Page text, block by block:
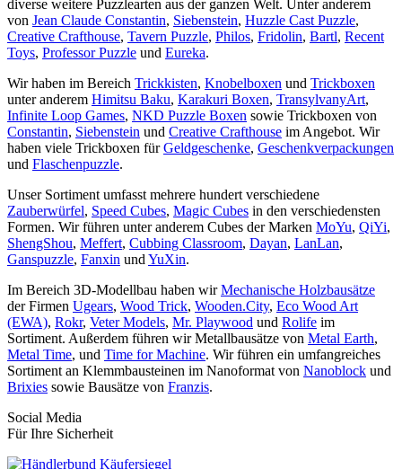
diverse weitere Puzzlearten aus der ganzen Welt. Unter anderem
von Jean Claude Constantin, Siebenstein, Huzzle Cast Puzzle,
Creative Crafthouse, Tavern Puzzle, Philos, Fridolin, Bartl, Recent
Toys, Professor Puzzle und Eureka.
Wir haben im Bereich Trickkisten, Knobelboxen und Trickboxen
unter anderem Himitsu Baku, Karakuri Boxen, TransylvanyArt,
Infinite Loop Games, NKD Puzzle Boxen sowie Trickboxen von
Constantin, Siebenstein und Creative Crafthouse im Angebot. Wir
haben viele Trickboxen fürGeldgeschenke, Geschenkverpackungen
und Flaschenpuzzle.
Unser Sortiment umfasst mehrere hundert verschiedene
Zauberwürfel, Speed Cubes, Magic Cubes in den verschiedensten
Formen. Wir führen unter anderem Cubes der Marken MoYu, QiYi,
ShengShou, Meffert, Cubbing Classroom, Dayan, LanLan,
Ganspuzzle, Fanxin und YuXin.
Im Bereich 3D-Modellbau haben wirMechanische Holzbausätze
der Firmen Ugears, Wood Trick, Wooden.City, Eco Wood Art
(EWA), Rokr, Veter Models, Mr. Playwood und Rolife im
Sortiment. Außerdem führen wir Metallbausätze von Metal Earth,
Metal Time, und Time for Machine. Wir führen ein umfangreiches
Sortiment an Klemmbausteinen im Nanoformat von Nanoblock und
Brixies sowie Bausätze von Franzis.
Social Media
Für Ihre Sicherheit